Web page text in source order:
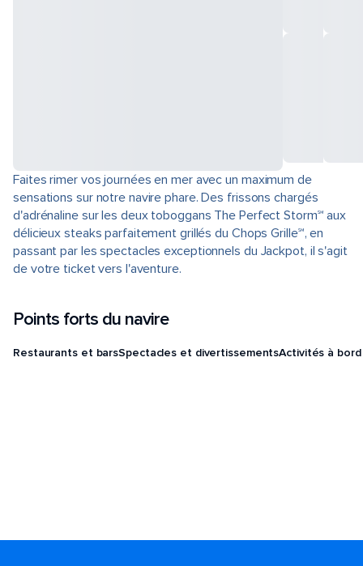
Faites rimer vos journées en mer avec un maximum de
sensations sur notre navire phare. Des frissons chargés
d'adrénaline sur les deux toboggans The Perfect Storm℠ aux
délicieux steaks parfaitement grillés du Chops Grille℠, en
passant par les spectacles exceptionnels du Jackpot, il s'agit
de votre ticket vers l'aventure.
Points forts du navire
Restaurants et barsSpectacles et divertissementsActivités à bord